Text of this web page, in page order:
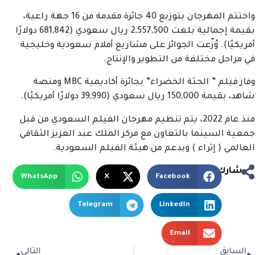
واختتم المهرجان بتوزيع 40 جائزة مقدمة من 16 جهة راعية،
بقيمة إجمالية بلغت 2,557,500 ريال سعودي (681,842 دولارًا
أمريكيًا). وُزّعت الجوائز على مشاريع أفلام سعودية وخليجية
في مراحل مختلفة من التطوير والإنتاج.
وفاز فيلم ” الجثة الخضراء” بجائزة أكاديمية MBC ومنصة
شاهد، بقيمة 150,000 ريال سعودي (39,990 دولارًا أمريكيًا).
منذ عام 2022، يتم تنظيم مهرجان الفيلم السعودي من قبل
جمعية السينما بالتعاون مع مركز الملك عبد العزيز الثقافي
العالمي ( إثراء ) وبدعم من هيئة الفيلم السعودية.
شارك
Facebook
X
WhatsApp
LinkedIn
Telegram
Email
السابق التالي